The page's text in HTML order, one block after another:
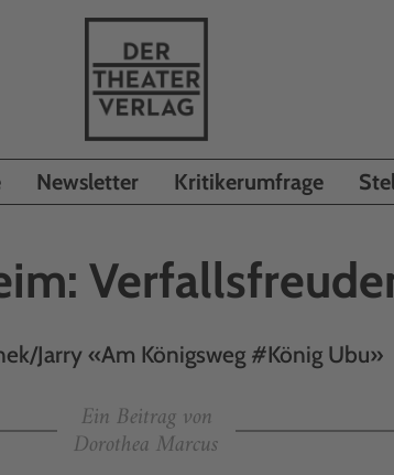
Newsletter Kritikerumfrage
Jarry «Am Königsweg #König Ubu»
Ein Beitrag von
Dorothea Marcus